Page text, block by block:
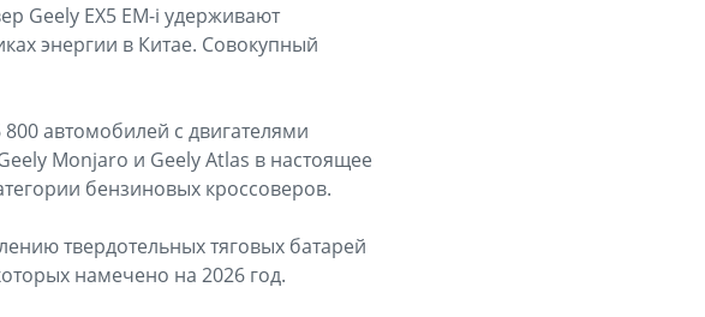
Geely EX5 EM-i удерживают
энергии в Китае. Совокупный
автомобилей с двигателями
Monjaro и Geely Atlas в настоящее
бензиновых кроссоверов.
твердотельных тяговых батарей
намечено на 2026 год.